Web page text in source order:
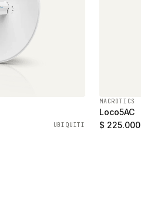
UBIQUITI
MACROTICS
Loco5AC
$ 225.000